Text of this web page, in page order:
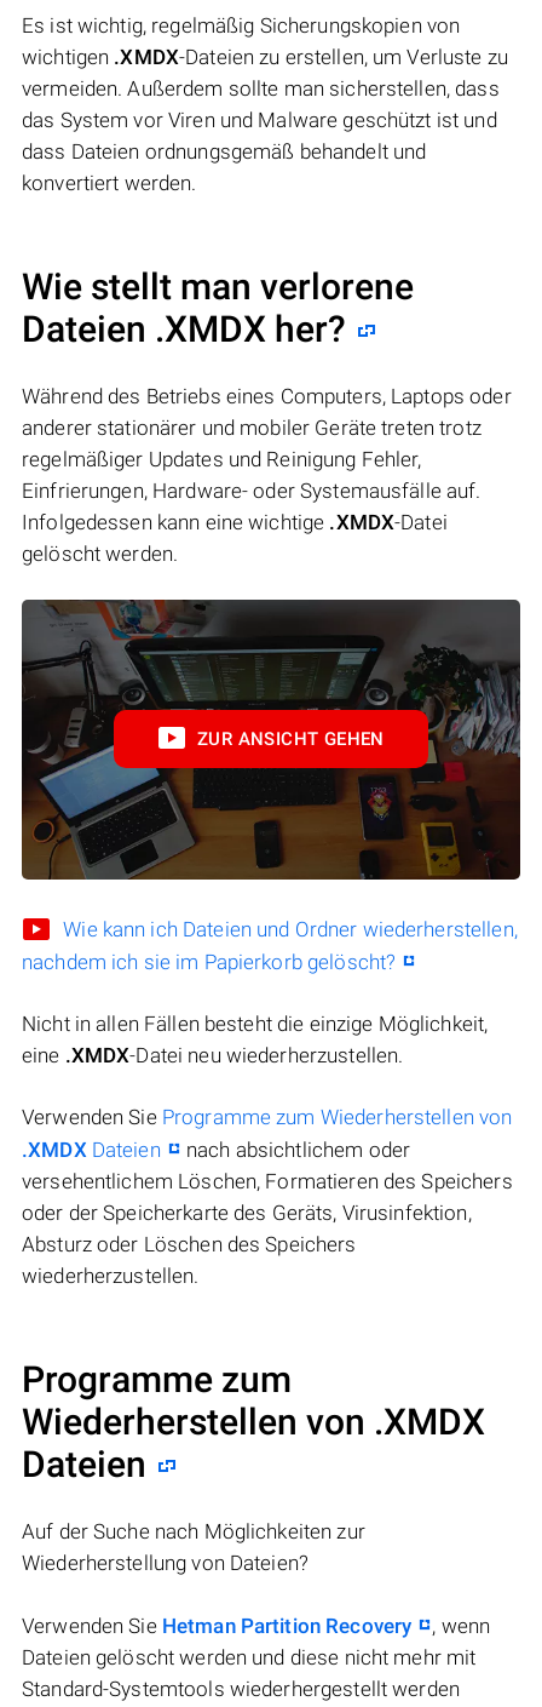
Es ist wichtig, regelmäßig Sicherungskopien von
wichtigen .XMDX-Dateien zu erstellen, um Verluste zu
vermeiden. Außerdem sollte man sicherstellen, dass
das System vor Viren und Malware geschützt ist und
dass Dateien ordnungsgemäß behandelt und
konvertiert werden.
Wie stellt man verlorene
Dateien .XMDX her?
Während des Betriebs eines Computers, Laptops oder
anderer stationärer und mobiler Geräte treten trotz
regelmäßiger Updates und Reinigung Fehler,
Einfrierungen, Hardware- oder Systemausfälle auf.
Infolgedessen kann eine wichtige .XMDX-Datei
gelöscht werden.
ZUR ANSICHT GEHEN
Wie kann ich Dateien und Ordner wiederherstellen,
nachdem ich sie im Papierkorb gelöscht?
Nicht in allen Fällen besteht die einzige Möglichkeit,
eine .XMDX-Datei neu wiederherzustellen.
Verwenden Sie Programme zum Wiederherstellen von
.XMDXDateien
nach absichtlichem oder
versehentlichem Löschen, Formatieren des Speichers
oder der Speicherkarte des Geräts, Virusinfektion,
Absturz oder Löschen des Speichers
wiederherzustellen.
Programme zum
Wiederherstellen von .XMDX
Dateien
Auf der Suche nach Möglichkeiten zur
Wiederherstellung von Dateien?
Verwenden Sie Hetman Partition Recovery
, wenn
Dateien gelöscht werden und diese nicht mehr mit
Standard-Systemtools wiederhergestellt werden